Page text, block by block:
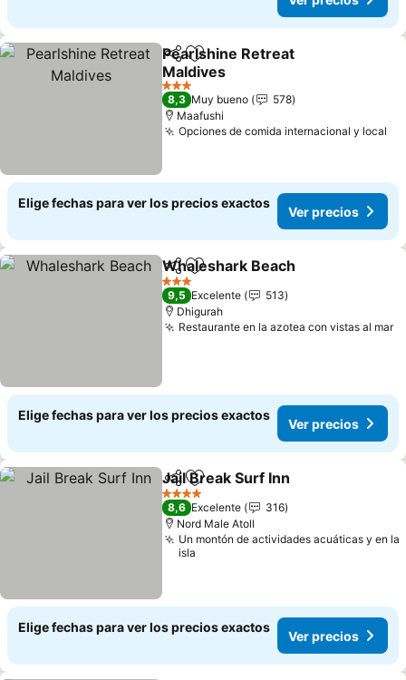
CompartirAgregar a favoritos
Pearlshine Retreat
Maldives
3 Estrellas
8,3 Muy bueno
578
Maafushi
Opciones de comida internacional y local
Elige fechas para ver los precios exactos
Ver precios
CompartirAgregar a favoritos
Whaleshark Beach
3 Estrellas
9,5 Excelente
513
Dhigurah
Restaurante en la azotea con vistas al mar
Elige fechas para ver los precios exactos
Ver precios
CompartirAgregar a favoritos
Jail Break Surf Inn
4 Estrellas
8,6 Excelente
316
Nord Male Atoll
Un montón de actividades acuáticas y en la
isla
Elige fechas para ver los precios exactos
Ver precios